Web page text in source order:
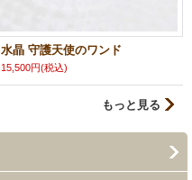
水晶 守護天使のワンド
15,500円(税込)
もっと見る